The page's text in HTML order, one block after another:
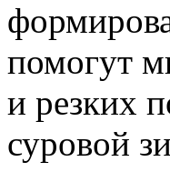
помогут
и резких
суровой